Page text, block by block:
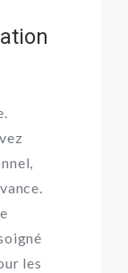
les